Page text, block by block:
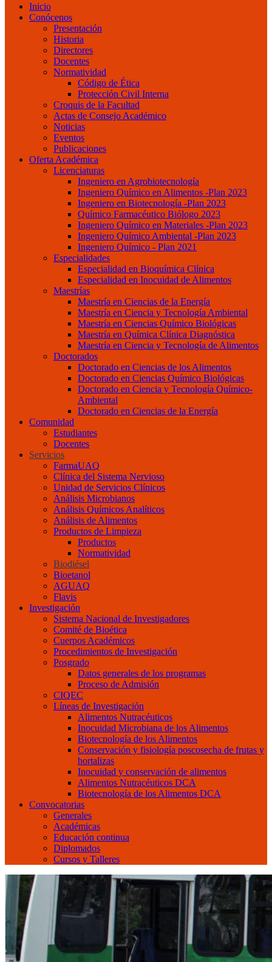
Inicio
Conócenos
Presentación
Historia
Directores
Docentes
Normatividad
Código de Ética
Protección Civil Interna
Croquis de la Facultad
Actas de Consejo Académico
Noticias
Eventos
Publicaciones
Oferta Académica
Licenciaturas
Ingeniero en Agrobiotecnología
Ingeniero Químico en Alimentos -Plan 2023
Ingeniero en Biotecnología -Plan 2023
Químico Farmacéutico Biólogo 2023
Ingeniero Químico en Materiales -Plan 2023
Ingeniero Químico Ambiental -Plan 2023
Ingeniero Químico - Plan 2021
Especialidades
Especialidad en Bioquímica Clínica
Especialidad en Inocuidad de Alimentos
Maestrías
Maestría en Ciencias de la Energía
Maestría en Ciencia y Tecnología Ambiental
Maestría en Ciencias Químico Biológicas
Maestría en Química Clínica Diagnóstica
Maestría en Ciencia y Tecnología de Alimentos
Doctorados
Doctorado en Ciencias de los Alimentos
Doctorado en Ciencias Químico Biológicas
Doctorado en Ciencia y Tecnología Químico-
Ambiental
Doctorado en Ciencias de la Energía
Comunidad
Estudiantes
Docentes
Servicios
FarmaUAQ
Clínica del Sistema Nervioso
Unidad de Servicios Clínicos
Análisis Microbianos
Análisis Químicos Analíticos
Análisis de Alimentos
Productos de Limpieza
Productos
Normatividad
Biodiésel
Bioetanol
AGUAQ
Flavis
Investigación
Sistema Nacional de Investigadores
Comité de Bioética
Cuerpos Académicos
Procedimientos de Investigación
Posgrado
Datos generales de los programas
Proceso de Admisión
CIQEC
Líneas de Investigación
Alimentos Nutracéuticos
Inocuidad Microbiana de los Alimentos
Biotecnología de los Alimentos
Conservación y fisiología poscosecha de frutas y
hortalizas
Inocuidad y conservación de alimentos
Alimentos Nutracéuticos DCA
Biotecnología de los Alimentos DCA
Convocatorias
Generales
Académicas
Educación continua
Diplomados
Cursos y Talleres